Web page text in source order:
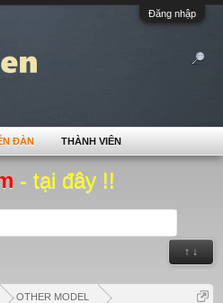
Đăng nhập
- tại đây !!
↑ ↓
OTHER MODEL
ĐÀN THÀNH VIÊN